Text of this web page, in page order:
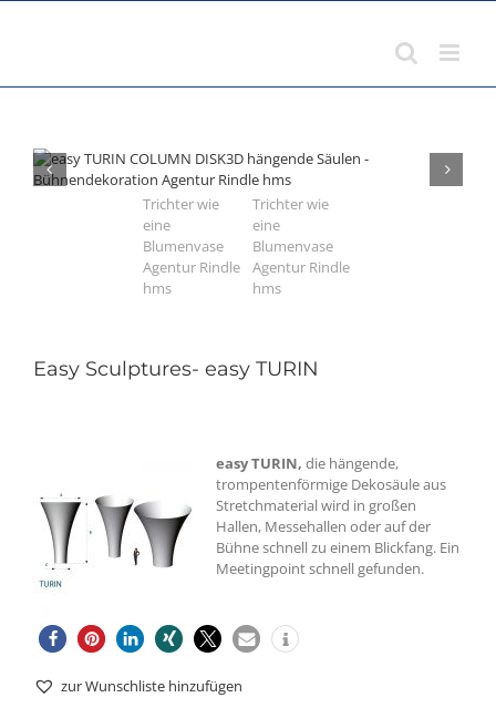
Easy Sculptures- easy TURIN
easy TURIN, die hängende,
trompentenförmige Dekosäule aus
Stretchmaterial wird in großen
Hallen, Messehallen oder auf der
Bühne schnell zu einem Blickfang. Ein
Meetingpoint schnell gefunden.
zur Wunschliste hinzufügen